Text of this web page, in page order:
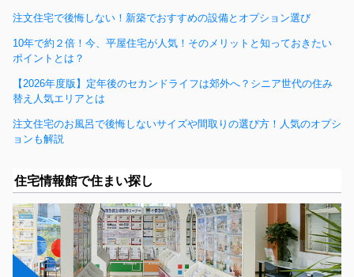
注文住宅で後悔しない！新築でおすすめの設備とオプション選び
10年で約２倍！今、平屋住宅が人気！そのメリットと知っておきたい
ポイントとは？
【2026年度版】定年後のセカンドライフは郊外へ？シニア世代の住み
替え人気エリアとは
注文住宅のお風呂で後悔しないサイズや間取りの選び方！人気のオプシ
ョンも解説
住宅情報館で住まい探し